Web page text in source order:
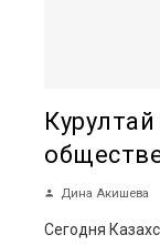
Дина Акишева
Сегодня